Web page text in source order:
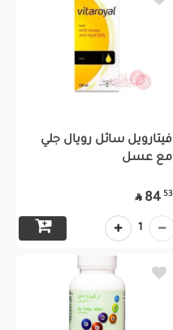
فيتارويل سائل رويال جلي
مع عسل
53
84

1